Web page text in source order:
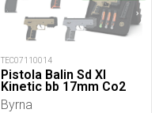
TEC07110014
Pistola Balin Sd Xl
Kinetic bb 17mm Co2
Byrna